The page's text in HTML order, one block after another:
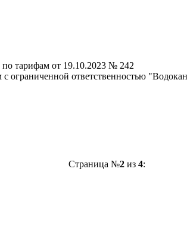
по тарифам от 19.10.2023 № 242
ограниченной ответственностью
Страница №2из 4: